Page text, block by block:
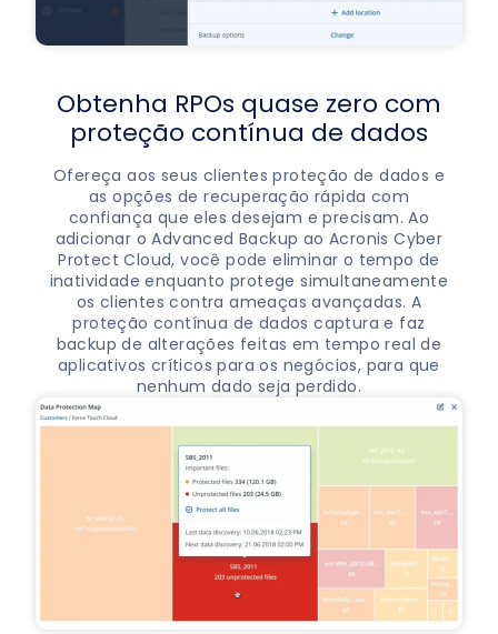
Obtenha RPOs quase zero com
proteção contínua de dados
Ofereça aos seus clientes proteção de dados e
as opções de recuperação rápida com
confiança que eles desejam e precisam. Ao
adicionar o Advanced Backup ao Acronis Cyber
Protect Cloud, você pode eliminar o tempo de
inatividade enquanto protege simultaneamente
os clientes contra ameaças avançadas. A
proteção contínua de dados captura e faz
backup de alterações feitas em tempo real de
aplicativos críticos para os negócios, para que
nenhum dado seja perdido.